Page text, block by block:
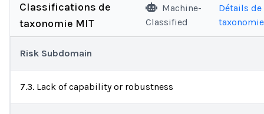
Classifications de
taxonomie MIT
Machine-
Classified
Détails de
taxonomie
Risk Subdomain
7.3. Lack of capability or robustness